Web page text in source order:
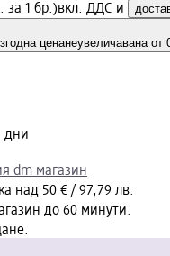
за 1 бр.)вкл. ДДС и
ценанеувеличавана от
дни
dm магазин
над 50 € / 97,79 лв.
до 60 минути.